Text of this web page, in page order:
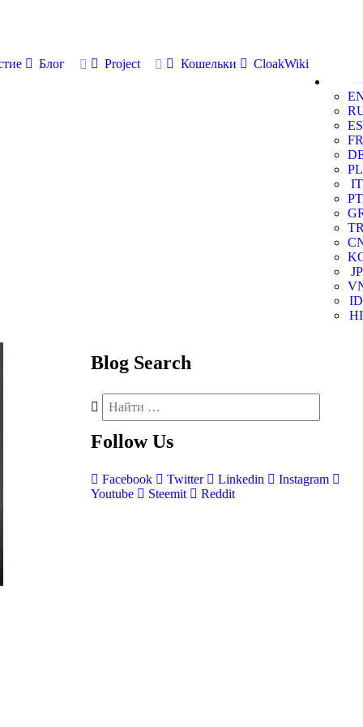
Блог Project Кошельки
CloakWiki
ES
FR
PL
IT
PT
JP
ID
HI
Blog Search
Follow Us
Facebook Twitter Linkedin
Instagram
Youtube
Steemit Reddit